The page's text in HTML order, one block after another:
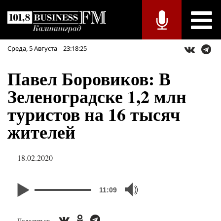
Среда,5Августа 23:18:25
Павел Боровиков: В
Зеленоградске 1,2 млн
туристов на 16 тысяч
жителей
18.02.2020
11:09